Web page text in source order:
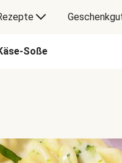
Soße